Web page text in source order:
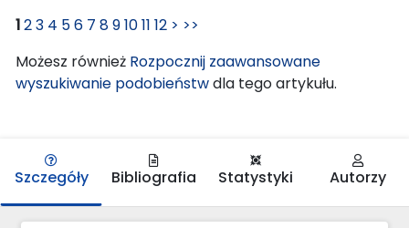
123 4 56 7 891011 12 > >>
Możesz również Rozpocznij zaawansowane
wyszukiwanie podobieństwdla tego artykułu.
Szczegóły Bibliografia Statystyki Autorzy